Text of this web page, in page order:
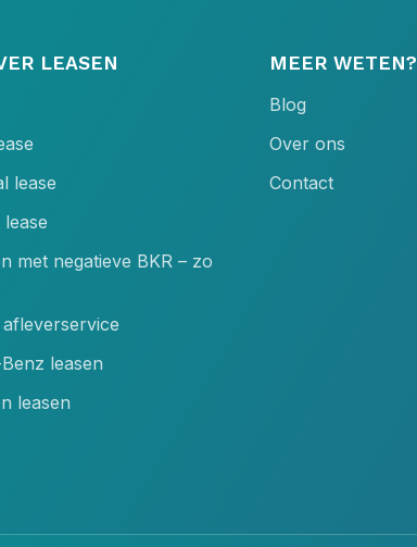
LEASEN
lease
met negatieve BKR – zo
leasen
leasen
MEER WETEN?
Blog
Over ons
Contact